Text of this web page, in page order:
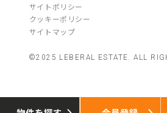
サイトポリシー
クッキーポリシー
サイトマップ
©2025 LEBERAL ESTATE. ALL